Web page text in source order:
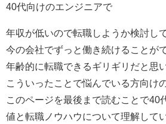
40代向けのエンジニアで
年収が低いので転職しようか検討し
今の会社でずっと働き続けることが
年齢的に転職できるギリギリだと思
こういったことで悩んでいる方向け
このページを最後まで読むことで40
値と転職ノウハウについて理解して